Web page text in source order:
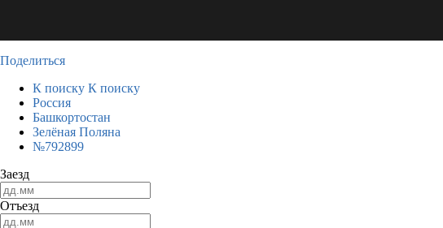
Поделиться
К поиску К поиску
Россия
Башкортостан
Зелёная Поляна
№792899
Заезд
Отъезд